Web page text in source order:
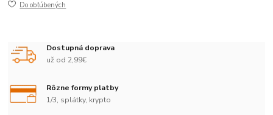
Do obľúbených
Dostupná doprava
už od 2,99€
Rôzne formy platby
1/3, splátky, krypto